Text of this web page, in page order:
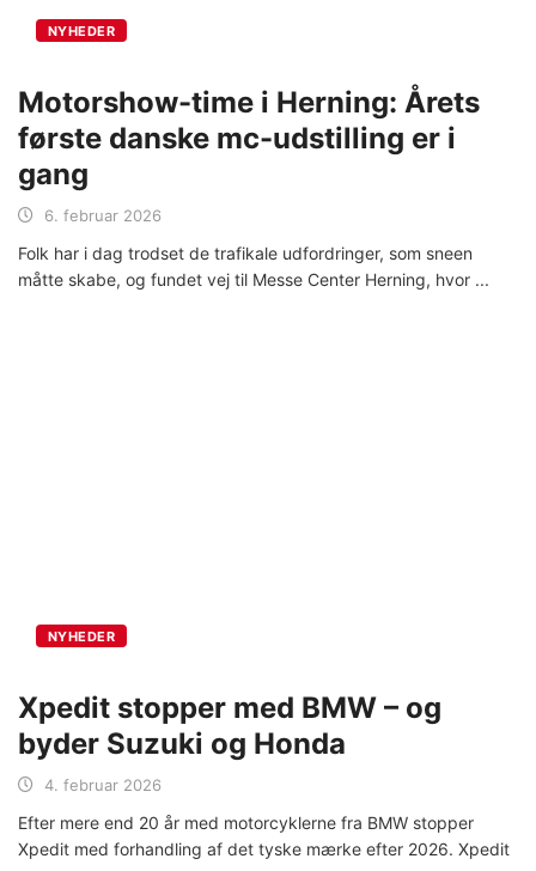
NYHEDER
Motorshow-time i Herning: Årets
første danske mc-udstilling er i
gang
6. februar 2026
Folk har i dag trodset de trafikale udfordringer, som sneen
måtte skabe, og fundet vej til Messe Center Herning, hvor
NYHEDER
Xpedit stopper med BMW – og
byder Suzuki og Honda
4. februar 2026
Efter mere end 20 år med motorcyklerne fra BMW stopper
Xpedit med forhandling af det tyske mærke efter 2026. Xpedit